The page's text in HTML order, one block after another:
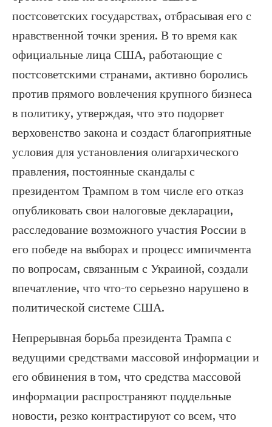
постсоветских государствах, отбрасывая его с
нравственной точки зрения. В то время как
официальные лица США, работающие с
постсоветскими странами, активно боролись
против прямого вовлечения крупного бизнеса
в политику, утверждая, что это подорвет
верховенство закона и создаст благоприятные
условия для установления олигархического
правления, постоянные скандалы с
президентом Трампом в том числе его отказ
опубликовать свои налоговые декларации,
расследование возможного участия России в
его победе на выборах и процесс импичмента
по вопросам, связанным с Украиной, создали
впечатление, что что-то серьезно нарушено в
политической системе США.
Непрерывная борьба президента Трампа с
ведущими средствами массовой информации и
его обвинения в том, что средства массовой
информации распространяют поддельные
новости, резко контрастируют со всем, что